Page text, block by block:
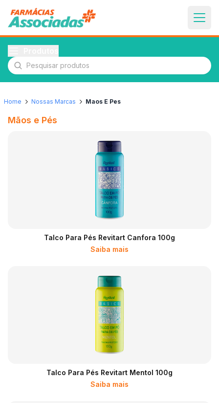
Pesquisar produtos
Home Nossas Marcas Maos E Pes
Mãos e Pés
Talco Para Pés Revitart Canfora 100g
Saiba mais
Talco Para Pés Revitart Mentol 100g
Saiba mais